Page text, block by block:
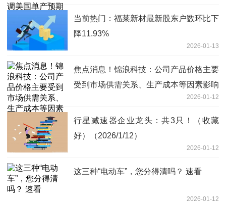
当前热门：福莱新材最新股东户数环比下
降11.93%
2026-01-13
焦点消息！锦浪科技：公司产品价格主要
受到市场供需关系、生产成本等因素影响
2026-01-12
行星减速器企业龙头：共3只！（收藏
好）（2026/1/12）
2026-01-12
这三种“电动车”，您分得清吗？ 速看
2026-01-12